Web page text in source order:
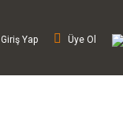
Giriş Yap Üye Ol